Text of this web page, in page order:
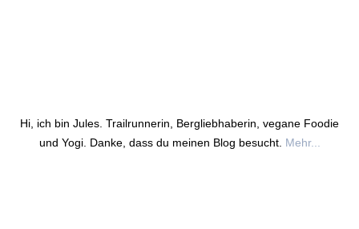
Hi, ich bin Jules. Trailrunnerin, Bergliebhaberin, vegane Foodie
und Yogi. Danke, dass du meinen Blog besucht. Mehr...